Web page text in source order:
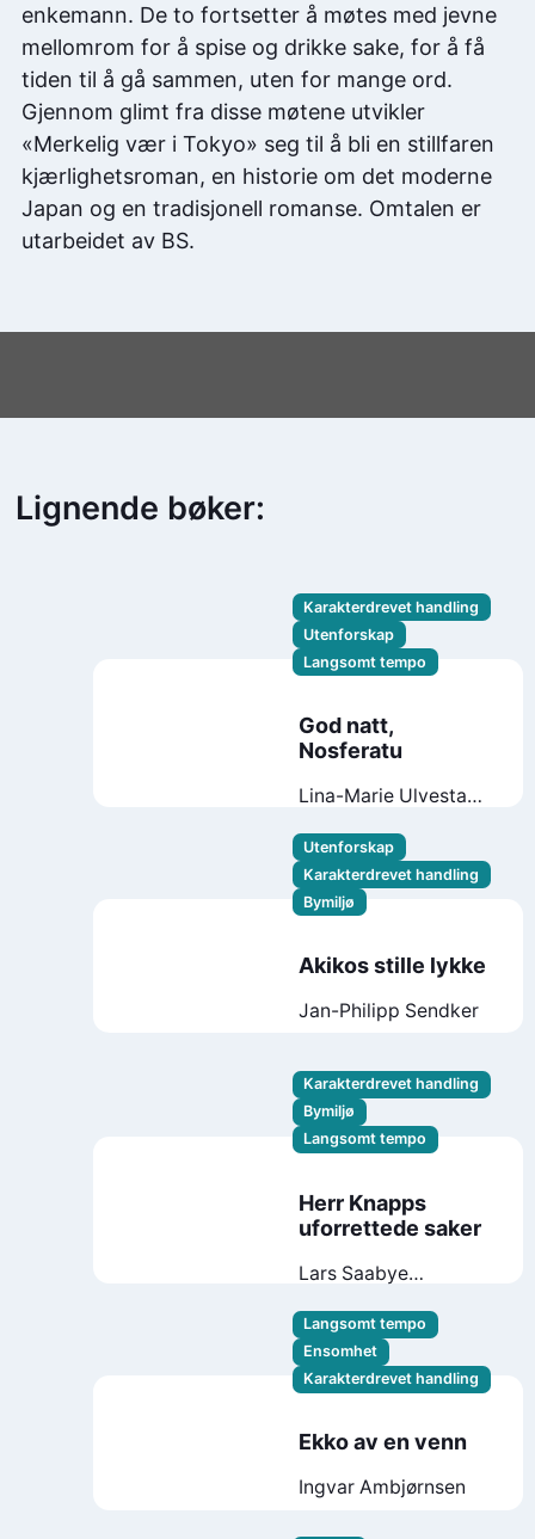
enkemann. De to fortsetter å møtes med jevne
mellomrom for å spise og drikke sake, for å få
tiden til å gå sammen, uten for mange ord.
Gjennom glimt fra disse møtene utvikler
«Merkelig vær i Tokyo» seg til å bli en stillfaren
kjærlighetsroman, en historie om det moderne
Japan og en tradisjonell romanse. Omtalen er
utarbeidet av BS.
Lignende bøker:
Karakterdrevet handling
Utenforskap
Langsomt tempo
God natt,
Nosferatu
Lina-Marie Ulvestad
Utenforskap
Karakterdrevet handling
Bymiljø
Akikos stille lykke
Jan-Philipp Sendker
Karakterdrevet handling
Bymiljø
Langsomt tempo
Herr Knapps
uforrettede saker
Lars Saabye
Langsomt tempo
Ensomhet
Karakterdrevet handling
Ekko av en venn
Ingvar Ambjørnsen